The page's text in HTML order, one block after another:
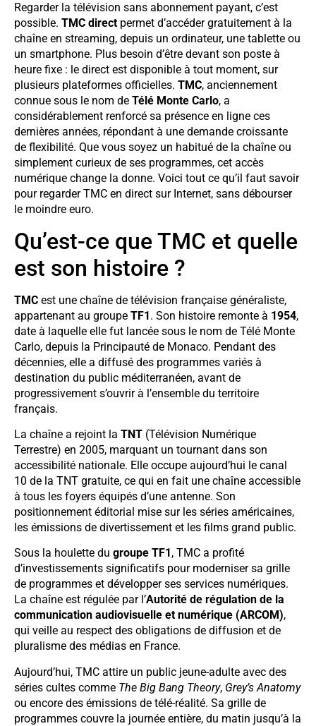
Regarder la télévision sans abonnement payant, c’est
possible. TMC direct permet d’accéder gratuitement à la
chaîne en streaming, depuis un ordinateur, une tablette ou
un smartphone. Plus besoin d’être devant son poste à
heure fixe : le direct est disponible à tout moment, sur
plusieurs plateformes officielles. TMC, anciennement
connue sous le nom de Télé Monte Carlo, a
considérablement renforcé sa présence en ligne ces
dernières années, répondant à une demande croissante
de flexibilité. Que vous soyez un habitué de la chaîne ou
simplement curieux de ses programmes, cet accès
numérique change la donne. Voici tout ce qu’il faut savoir
pour regarder TMC en direct sur Internet, sans débourser
le moindre euro.
Qu’est-ce que TMC et quelle
est son histoire ?
TMC est une chaîne de télévision française généraliste,
appartenant au groupe TF1. Son histoire remonte à 1954,
date à laquelle elle fut lancée sous le nom de Télé Monte
Carlo, depuis la Principauté de Monaco. Pendant des
décennies, elle a diffusé des programmes variés à
destination du public méditerranéen, avant de
progressivement s’ouvrir à l’ensemble du territoire
français.
La chaîne a rejoint la TNT (Télévision Numérique
Terrestre) en 2005, marquant un tournant dans son
accessibilité nationale. Elle occupe aujourd’hui le canal
10 de la TNT gratuite, ce qui en fait une chaîne accessible
à tous les foyers équipés d’une antenne. Son
positionnement éditorial mise sur les séries américaines,
les émissions de divertissement et les films grand public.
Sous la houlette du groupe TF1 , TMC a profité
d’investissements significatifs pour moderniser sa grille
de programmes et développer ses services numériques.
La chaîne est régulée par l’Autorité de régulation de la
communication audiovisuelle et numérique (ARCOM),
qui veille au respect des obligations de diffusion et de
pluralisme des médias en France.
Aujourd’hui, TMC attire un public jeune-adulte avec des
séries cultes comme The Big Bang Theory, Grey’s Anatomy
ou encore des émissions de télé-réalité. Sa grille de
programmes couvre la journée entière, du matin jusqu’à la